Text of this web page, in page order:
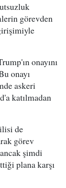
görevden
onayını
onayı
askeri
katılmadan
de
görev
ancak şimdi
plana karşı